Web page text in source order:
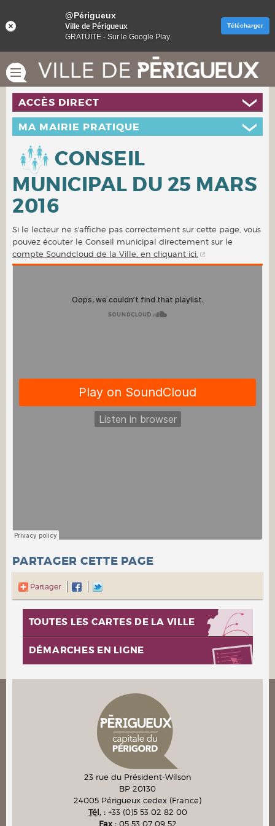
CONSEIL
MUNICIPAL DU 25 MARS
2016
Si le lecteur ne s'affiche pas correctement sur cette page, vous
pouvez écouter le Conseil municipal directement sur le
compte Soundcloud de la Ville, en cliquant ici.
PARTAGER CETTE PAGE
Partager
ACCÈS DIRECT
MA MAIRIE PRATIQUE
TOUTES LES CARTES DE LA VILLE
DÉMARCHES EN LIGNE
23 rue du Président-Wilson
BP 20130
24005 Périgueux cedex (France)
Tél. : +33 (0)5 53 02 82 00
Fax : 05 53 07 09 52
@Périgueux
Ville de Périgueux
GRATUITE - Sur le Google Play
Télécharger